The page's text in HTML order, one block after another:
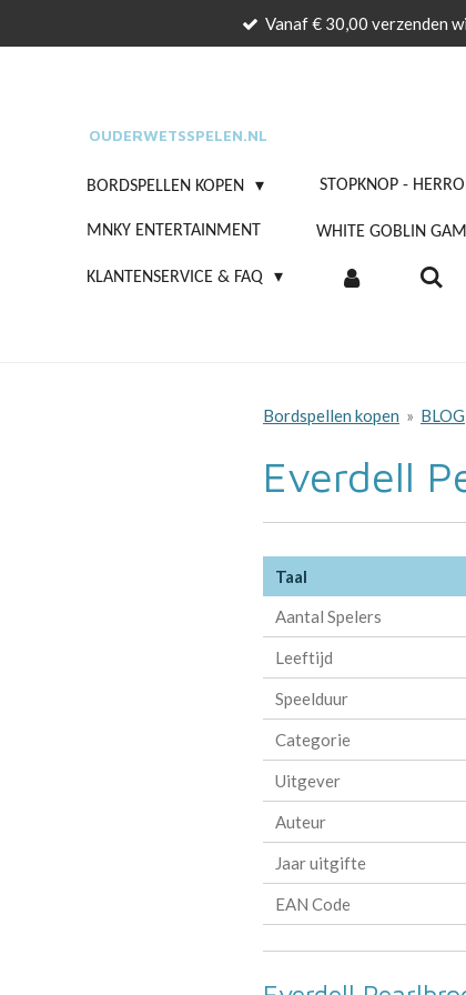
hoofdinhoud
Vanaf € 30,00 verzenden
OUDERWETSSPELEN.NL
BORDSPELLEN KOPEN STOPKNOP -
MNKY ENTERTAINMENT WHITE GOBLIN
KLANTENSERVICE & FAQ
Bordspellen kopen » BLOG
Everdell
Taal
Aantal Spelers
Leeftijd
Speelduur
Categorie
Uitgever
Auteur
Jaar uitgifte
EAN Code